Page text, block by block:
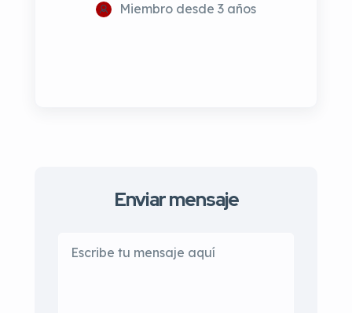
Miembro desde 3 años
Enviar mensaje